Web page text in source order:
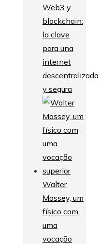
Web3 y
blockchain:
la clave
para una
internet
descentralizada
y segura
Walter
Massey, um
físico com
uma
vocação